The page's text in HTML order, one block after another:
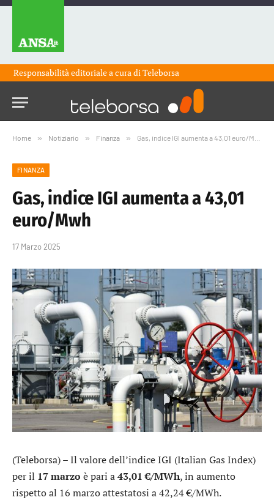
Responsabilità editoriale a cura diTeleborsa
Home » Notiziario » Finanza » Gas, indice IGI aumenta a 43,01 euro/Mwh
FINANZA
Gas, indice IGI aumenta a 43,01
euro/Mwh
17 Marzo 2025
(Teleborsa) – Il valore dell’indice IGI (Italian Gas Index)
per il 17 marzo è pari a43,01 €/MWh, in aumento
rispetto al 16 marzo attestatosi a 42,24 €/MWh.